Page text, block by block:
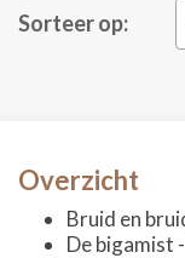
Sorteer op:
Overzicht
Bruid en
De bigamist